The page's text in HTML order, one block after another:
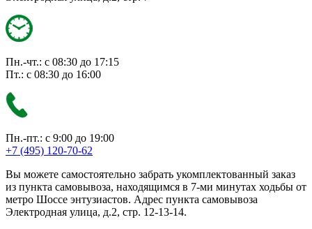
Пн.-чт.: с 08:30 до 17:15
Пт.: с 08:30 до 16:00
Пн.-пт.: с 9:00 до 19:00
+7 (495) 120-70-62
Вы можете самостоятельно забрать укомплектованный заказ
из пункта самовывоза, находящимся в 7-ми минутах ходьбы от
метро Шоссе энтузиастов. Адрес пункта самовывоза
Электродная улица, д.2, стр. 12-13-14.